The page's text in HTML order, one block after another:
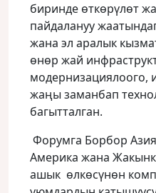
биринде өткөрүлөт
пайдалануу
жана эл аралык
өнөр жай
модернизациялоого,
жаңы заманбап
багытталган.
Форумга Борбор
Америка жана
ашык өлкөсүнөн